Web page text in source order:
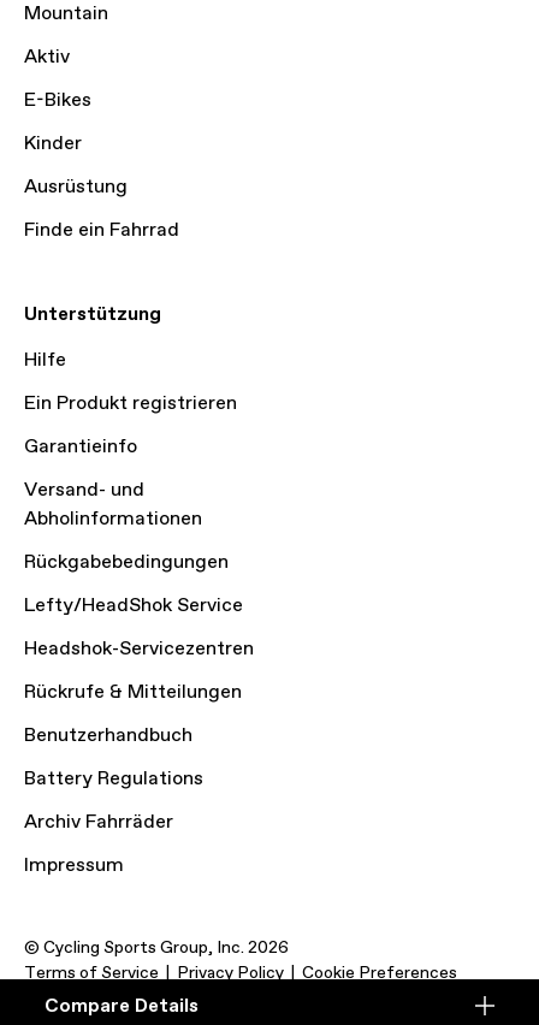
Compare
Compare Details
Mountain
Aktiv
E-Bikes
Kinder
Ausrüstung
Finde ein Fahrrad
Unterstützung
Hilfe
Ein Produkt registrieren
Garantieinfo
Versand- und
Abholinformationen
Rückgabebedingungen
Lefty/HeadShok Service
Headshok-Servicezentren
Rückrufe & Mitteilungen
Benutzerhandbuch
Battery Regulations
Archiv Fahrräder
Impressum
© Cycling Sports Group, Inc. 2026
Terms of Service
Privacy Policy Cookie Preferences